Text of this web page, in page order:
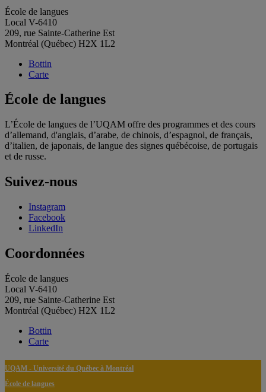
École de langues
Local V-6410
209, rue Sainte-Catherine Est
Montréal (Québec) H2X 1L2
Bottin
Carte
École de langues
L’École de langues de l’UQAM offre des programmes et des cours
d’allemand, d'anglais, d’arabe, de chinois, d’espagnol, de français,
d’italien, de japonais, de langue des signes québécoise, de portugais
et de russe.
Suivez-nous
Instagram
Facebook
LinkedIn
Coordonnées
École de langues
Local V-6410
209, rue Sainte-Catherine Est
Montréal (Québec) H2X 1L2
Bottin
Carte
UQAM - Université du Québec à Montréal
École de langues